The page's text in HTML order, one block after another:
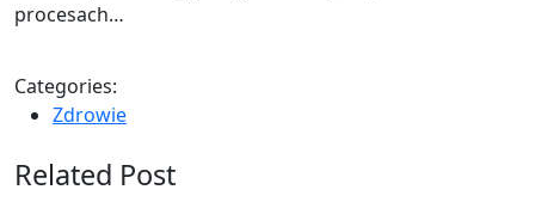
procesach…
Categories:
Zdrowie
Related Post